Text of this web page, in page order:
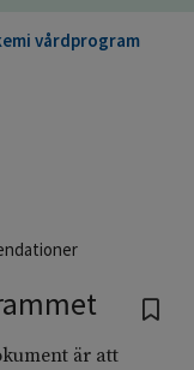
vårdprogram
är att